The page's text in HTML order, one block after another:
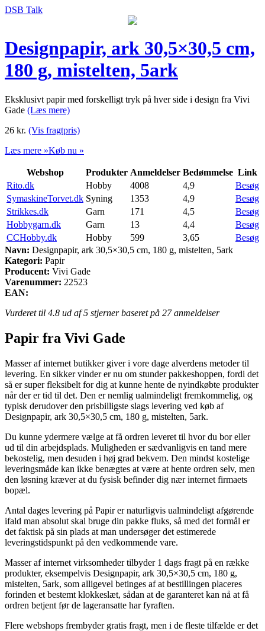
DSB Talk
Designpapir, ark 30,5×30,5 cm,
180 g, mistelten, 5ark
Eksklusivt papir med forskelligt tryk på hver side i design fra Vivi
Gade (Læs mere)
26 kr. (Vis fragtpris)
Læs mere »Køb nu »
Webshop Produkter Anmeldelser Bedømmelse Link
Rito.dk
Hobby 4008 4,9
Besøg
SymaskineTorvet.dk Syning 1353 4,9
Besøg
Strikkes.dk
Garn 171 4,5
Besøg
Hobbygarn.dk
Garn 13 4,4
Besøg
CCHobby.dk
Hobby 599 3,65
Besøg
Navn: Designpapir, ark 30,5×30,5 cm, 180 g, mistelten, 5ark
Kategori: Papir
Producent: Vivi Gade
Varenummer: 22523
EAN:
Vurderet til 4.8 ud af 5 stjerner baseret på 27anmeldelser
Papir fra Vivi Gade
Masser af internet butikker giver i vore dage alverdens metoder til
levering. En sikker vinder er nu om stunder pakkeshoppen, fordi det
så er super fleksibelt for dig at kunne hente de nyindkøbte produkter
når der er tid til det. Den er nemlig ualmindeligt fremkommelig, og
typisk derudover den prisbilligste slags levering ved køb af
Designpapir, ark 30,5×30,5 cm, 180 g, mistelten, 5ark.
Du kunne ydermere vælge at få ordren leveret til hvor du bor eller
ud til din arbejdsplads. Muligheden er sædvanligvis en tand mere
bekostelig, men desuden i høj grad bekvem. Den mindst kostelige
leveringsmåde kan ikke benægtes at være at hente ordren selv, men
den løsning kræver at du fysisk befinder dig nær internet firmaets
bopæl.
Antal dages levering på Papir er naturligvis ualmindeligt afgørende
ifald man absolut skal bruge din pakke fluks, så med det formål er
det faktisk på sin plads at man undersøger det estimerede
leveringstidspunkt på den vedkommende vare.
Masser af internet virksomheder tilbyder 1 dags fragt på en række
produkter, eksempelvis Designpapir, ark 30,5×30,5 cm, 180 g,
mistelten, 5ark, som alligevel betinges af at bestillingen placeres
forinden et bestemt klokkeslæt, sådan at de garanteret kan nå at få
ordren betjent før de lageransatte har fyraften.
Flere webshops frembyder gratis fragt, men i de fleste tilfælde er det